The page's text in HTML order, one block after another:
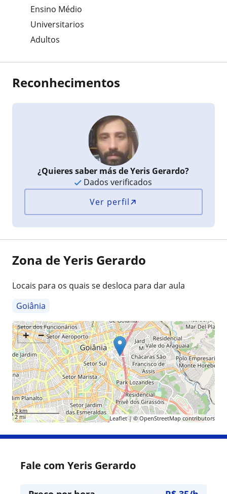
Ensino Médio
Universitarios
Adultos
Reconhecimentos
¿Quieres saber más de Yeris Gerardo?
Dados verificados
Ver perfil
Zona de Yeris Gerardo
Locais para os quais se desloca para dar aula
Goiânia
+ −
3 km
2 mi
Leaflet| ©OpenStreetMap contributors
Fale com Yeris Gerardo